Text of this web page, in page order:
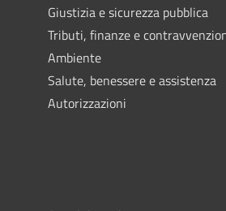
Giustizia e sicurezza pubblica
Tributi, finanze e
Ambiente
Salute, benessere e assistenza
Autorizzazioni